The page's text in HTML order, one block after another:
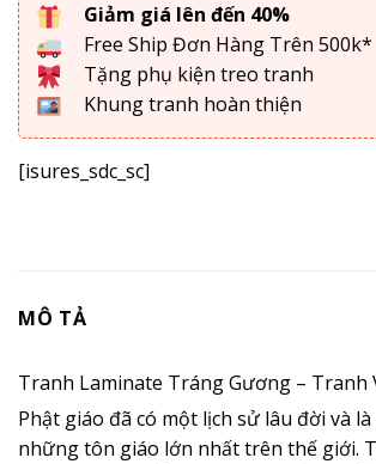
Giảm giá lên đến 40%
Free Ship Đơn Hàng Trên 500k*
Tặng phụ kiện treo tranh
Khung tranh hoàn thiện
[isures_sdc_sc]
MÔ TẢ
Tranh Laminate Tráng Gương – Tranh
Phật giáo đã có một lịch sử lâu đời và
những tôn giáo lớn nhất trên thế giới.